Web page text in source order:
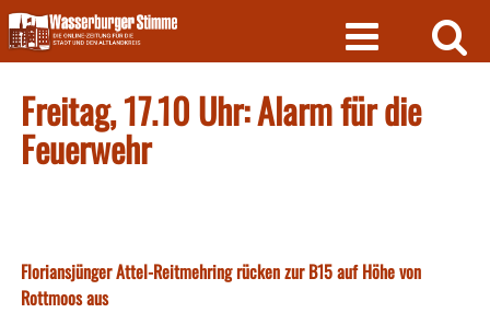
Skip
to
content
Freitag, 17.10 Uhr: Alarm für die
Feuerwehr
Floriansjünger Attel-Reitmehring rücken zur B15 auf Höhe von
Rottmoos aus